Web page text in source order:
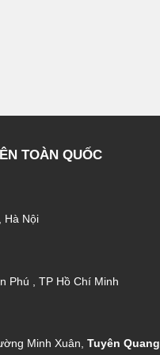
TOÀN QUỐC
Hà Nội
Phú , TP Hồ Chí Minh
Minh Xuân, Tuyên Quang